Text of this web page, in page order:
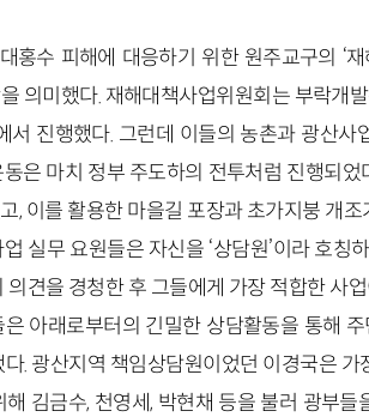
홍수 피해에 대응하기 위한 원주교구의 ‘
의미했다. 재해대책사업위원회는 부락개
진행했다. 그런데 이들의 농촌과 광산사
은 마치 정부 주도하의 전투처럼 진행되
, 이를 활용한 마을길 포장과 초가지붕 개
실무 요원들은 자신을 ‘상담원’이라 호칭
의견을 경청한 후 그들에게 가장 적합한 사
아래로부터의 긴밀한 상담활동을 통해
. 광산지역 책임상담원이었던 이경국은
김금수, 천영세, 박현채 등을 불러 광부